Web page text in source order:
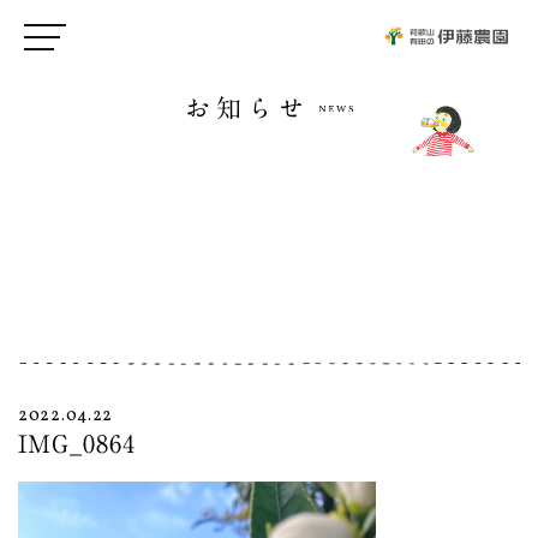
お知らせ
2022.04.22
IMG_0864